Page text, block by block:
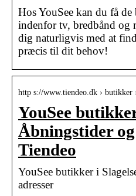
Hos YouSee kan du få de
indenfor tv, bredbånd
dig naturligvis med at
præcis til dit behov!
http s://www.tiendeo.dk › butikker
YouSee
Åbningstider
Tiendeo
YouSee butikker i
adresser